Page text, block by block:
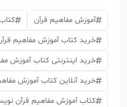
آموزش مفاهیم قرآن
خرید کتاب آموزش مفاهیم
خرید اینترنتی کتاب آموزش
خرید آنلاین کتاب آموزش
کتاب آموزش مفاهیم قرآن